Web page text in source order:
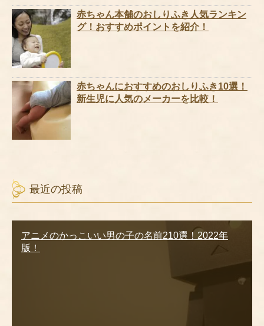
赤ちゃん本舗のおしりふき人気ランキン
グ！おすすめポイントを紹介！
赤ちゃんにおすすめのおしりふき10選！
新生児に人気のメーカーを比較！
最近の投稿
アニメのかっこいい男の子の名前210選！2022年
版！